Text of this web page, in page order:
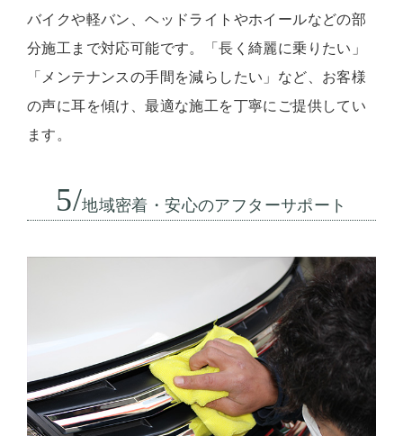
バイクや軽バン、ヘッドライトやホイールなどの部
分施工まで対応可能です。「長く綺麗に乗りたい」
「メンテナンスの手間を減らしたい」など、お客様
の声に耳を傾け、最適な施工を丁寧にご提供してい
ます。
5/地域密着・安心のアフターサポート